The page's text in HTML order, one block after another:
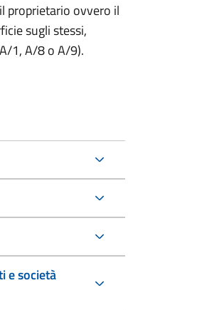
proprietario ovvero il
sugli stessi,
1, A/8 o A/9).
e società